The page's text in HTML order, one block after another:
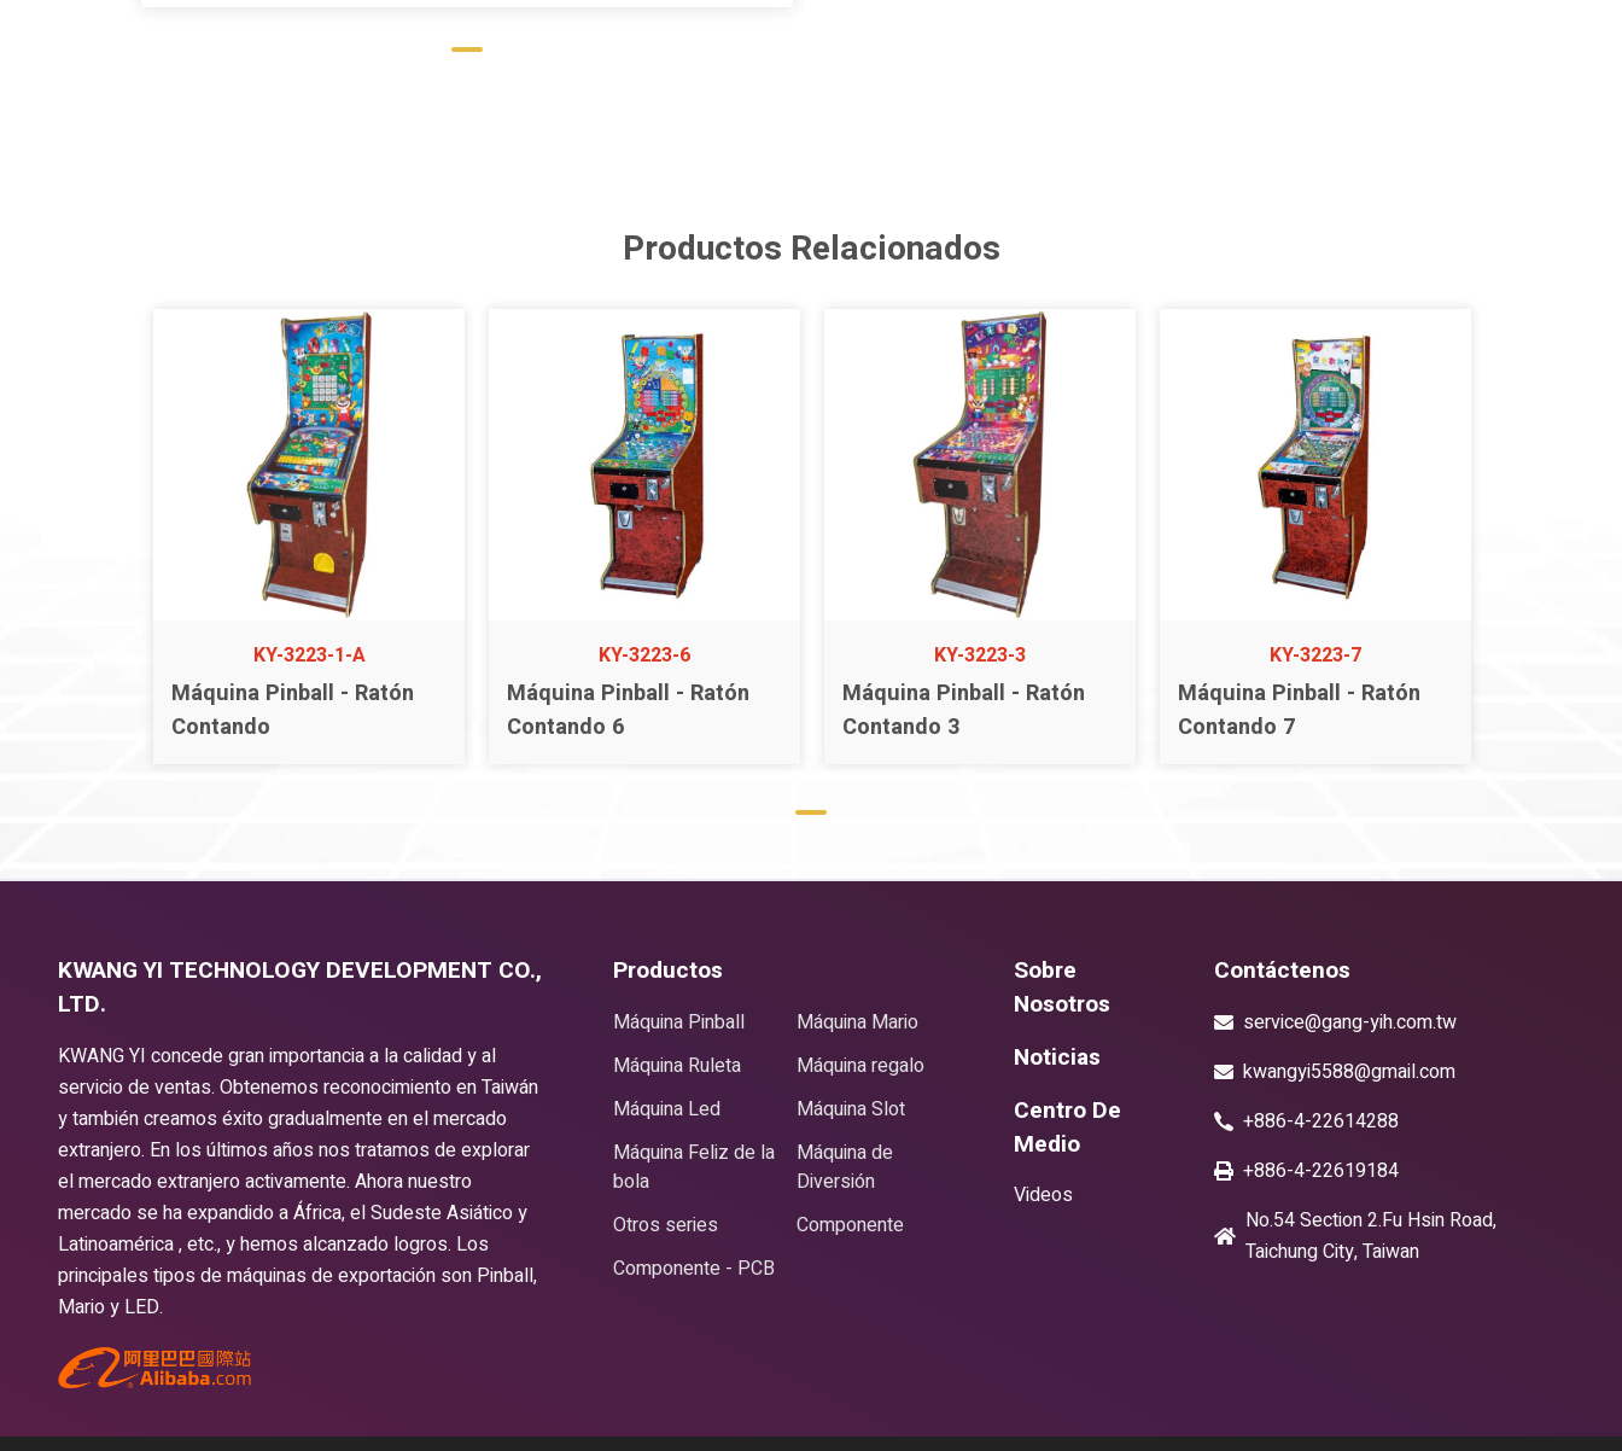
Productos Relacionados
KY-3223-1-A
Máquina Pinball - Ratón
Contando
KY-3223-6
Máquina Pinball - Ratón
Contando 6
KY-3223-3
Máquina Pinball - Ratón
Contando 3
KY-3223-7
Máquina Pinball - Ratón
Contando 7
KWANG YI TECHNOLOGY DEVELOPMENT CO.,
LTD.
KWANG YI concede gran importancia a la calidad y al
servicio de ventas. Obtenemos reconocimiento en Taiwán
y también creamos éxito gradualmente en el mercado
extranjero. En los últimos años nos tratamos de explorar
el mercado extranjero activamente. Ahora nuestro
mercado se ha expandido a África, el Sudeste Asiático y
Latinoamérica , etc., y hemos alcanzado logros. Los
principales tipos de máquinas de exportación son Pinball,
Mario y LED.
Productos
Máquina Pinball
Máquina Mario
Máquina Ruleta
Máquina regalo
Máquina Led
Máquina Slot
Máquina Feliz de la
bola
Máquina de
Diversión
Otros series
Componente
Componente - PCB
Sobre
Nosotros
Noticias
Centro De
Medio
Videos
Contáctenos
service@gang-yih.com.tw
kwangyi5588@gmail.com
+886-4-22614288
+886-4-22619184
No.54 Section 2.Fu Hsin Road,
Taichung City, Taiwan